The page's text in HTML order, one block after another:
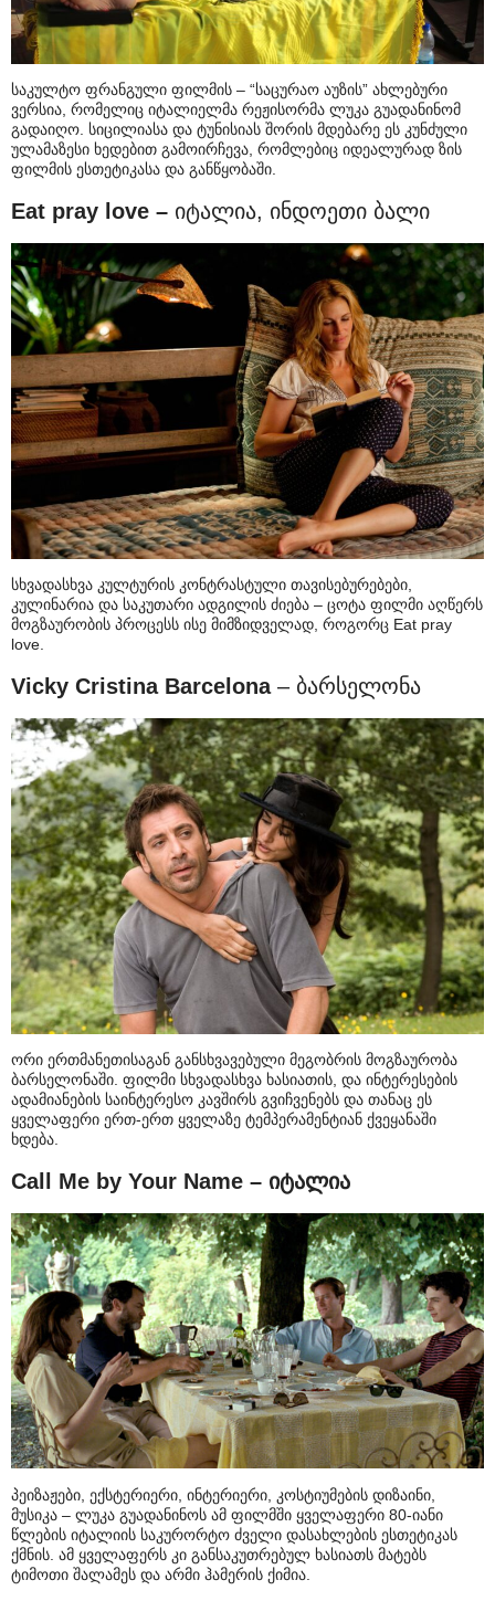
საკულტო ფრანგული ფილმის – “საცურაო აუზის” ახლებური
ვერსია, რომელიც იტალიელმა რეჟისორმა ლუკა გუადანინომ
გადაიღო. სიცილიასა და ტუნისიას შორის მდებარე ეს კუნძული
ულამაზესი ხედებით გამოირჩევა, რომლებიც იდეალურად ზის
ფილმის ესთეტიკასა და განწყობაში.
Eat pray love – იტალია, ინდოეთი ბალი
სხვადასხვა კულტურის კონტრასტული თავისებურებები,
კულინარია და საკუთარი ადგილის ძიება – ცოტა ფილმი აღწერს
მოგზაურობის პროცესს ისე მიმზიდველად, როგორც Eat pray
love.
Vicky Cristina Barcelona– ბარსელონა
ორი ერთმანეთისაგან განსხვავებული მეგობრის მოგზაურობა
ბარსელონაში. ფილმი სხვადასხვა ხასიათის, და ინტერესების
ადამიანების საინტერესო კავშირს გვიჩვენებს და თანაც ეს
ყველაფერი ერთ-ერთ ყველაზე ტემპერამენტიან ქვეყანაში
ხდება.
Call Me by Your Name – იტალია
პეიზაჟები, ექსტერიერი, ინტერიერი, კოსტიუმების დიზაინი,
მუსიკა – ლუკა გუადანინოს ამ ფილმში ყველაფერი 80-იანი
წლების იტალიის საკურორტო ძველი დასახლების ესთეტიკას
ქმნის. ამ ყველაფერს კი განსაკუთრებულ ხასიათს მატებს
ტიმოთი შალამეს და არმი ჰამერის ქიმია.